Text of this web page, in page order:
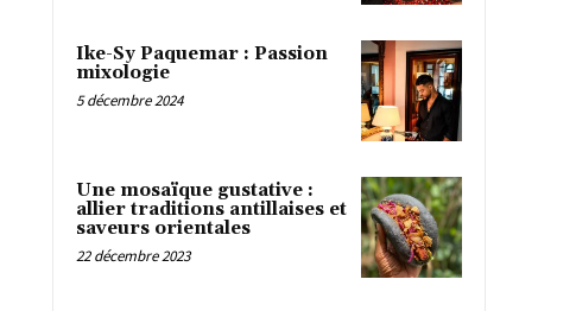
Ike-Sy Paquemar : Passion
mixologie
5 décembre 2024
Une mosaïque gustative :
allier traditions antillaises et
saveurs orientales
22 décembre 2023